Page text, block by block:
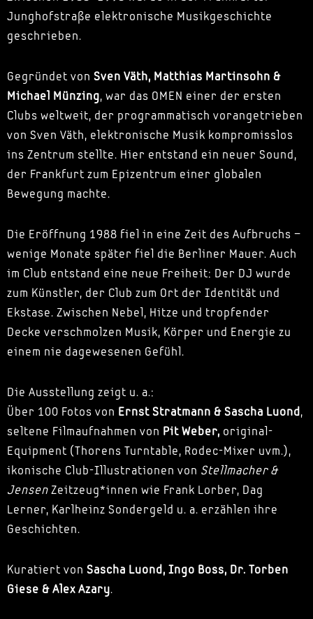
Junghofstraße elektronische Musikgeschichte
geschrieben.
Gegründet von Sven Väth, Matthias Martinsohn &
Michael Münzing, war das OMEN einer der ersten
Clubs weltweit, der programmatisch vorangetrieben
von Sven Väth, elektronische Musik kompromisslos
ins Zentrum stellte. Hier entstand ein neuer Sound,
der Frankfurt zum Epizentrum einer globalen
Bewegung machte.
Die Eröffnung 1988 fiel in eine Zeit des Aufbruchs –
wenige Monate später fiel die Berliner Mauer. Auch
im Club entstand eine neue Freiheit: Der DJ wurde
zum Künstler, der Club zum Ort der Identität und
Ekstase. Zwischen Nebel, Hitze und tropfender
Decke verschmolzen Musik, Körper und Energie zu
einem nie dagewesenen Gefühl.
Die Ausstellung zeigt u. a.:
Über 100 Fotos von Ernst Stratmann & Sascha Luond,
seltene Filmaufnahmen von Pit Weber, original-
Equipment (Thorens Turntable, Rodec-Mixer uvm.),
ikonische Club-Illustrationen von Stellmacher &
JensenZeitzeug*innen wie Frank Lorber, Dag
Lerner, Karlheinz Sondergeld u. a. erzählen ihre
Geschichten.
Kuratiert von Sascha Luond, Ingo Boss, Dr. Torben
Giese & Alex Azary.